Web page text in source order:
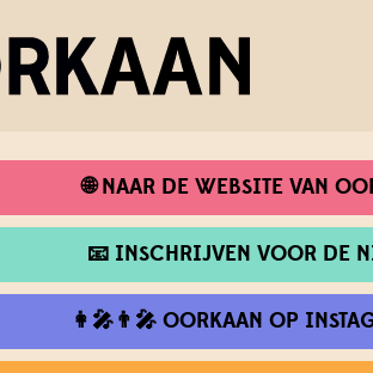
LEUK DAT JE HIER
JE GRAAG DOEN?
🌐 NAAR DE WEBSITE VAN
📧 INSCHRIJVEN VOOR DE
👩‍🎤👨‍🎤 OORKAAN OP